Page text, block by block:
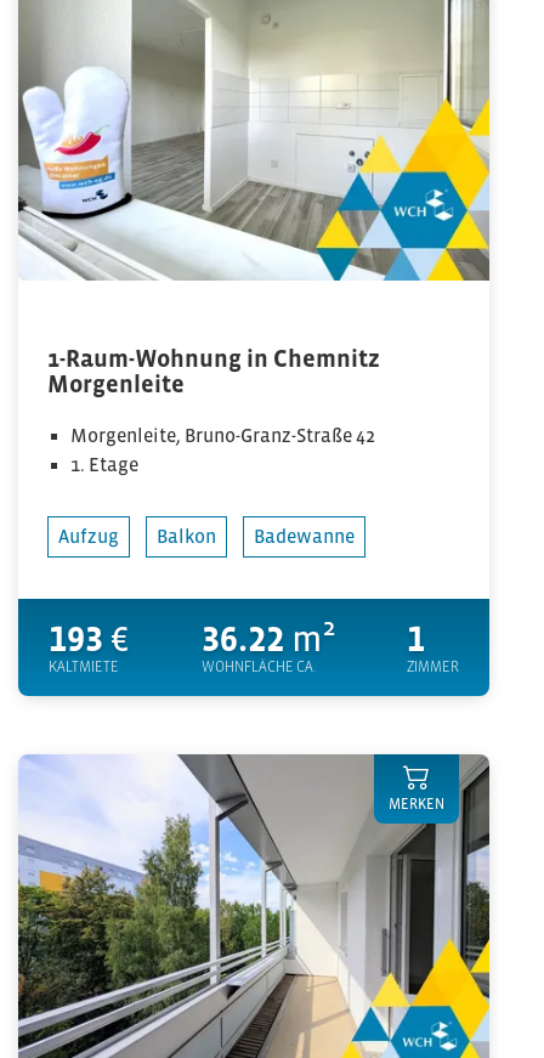
1-Raum-Wohnung in Chemnitz
Morgenleite
Morgenleite, Bruno-Granz-Straße 42
1. Etage
Aufzug Balkon Badewanne
193 €
KALTMIETE
36.22 m²
WOHNFLÄCHE CA.
1
ZIMMER
MERKEN